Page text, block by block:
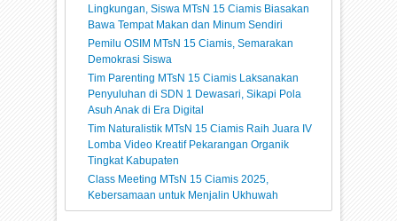
Lingkungan, Siswa MTsN 15 Ciamis Biasakan
Bawa Tempat Makan dan Minum Sendiri
Pemilu OSIM MTsN 15 Ciamis, Semarakan
Demokrasi Siswa
Tim Parenting MTsN 15 Ciamis Laksanakan
Penyuluhan di SDN 1 Dewasari, Sikapi Pola
Asuh Anak di Era Digital
Tim Naturalistik MTsN 15 Ciamis Raih Juara IV
Lomba Video Kreatif Pekarangan Organik
Tingkat Kabupaten
Class Meeting MTsN 15 Ciamis 2025,
Kebersamaan untuk Menjalin Ukhuwah